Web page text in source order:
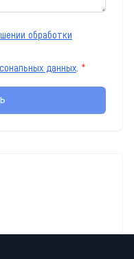
обработки
данных. *